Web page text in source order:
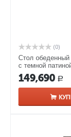
(0)
Стол
с темной
149,690 Р